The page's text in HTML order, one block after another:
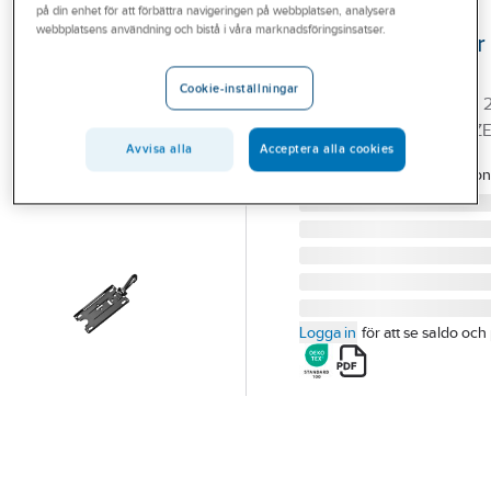
Branscher BLÅKLÄDER
ID-ficka Blåkläder
2130
ID-KORTSHÅLLARE BLK
BLK SVART STL ONESIZE
Artikelnummer:
Logga in för att se saldo och
på din enhet för att förbättra navigeringen på webbplatsen, analysera
webbplatsens användning och bistå i våra marknadsföringsinsatser.
Cookie-inställningar
Avvisa alla Acceptera alla cookies